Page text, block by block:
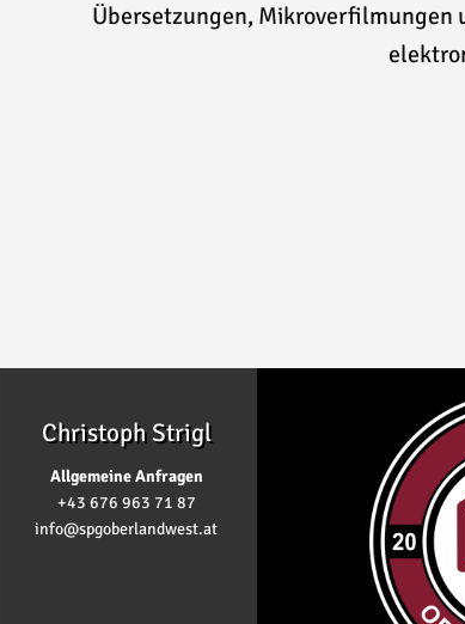
Übersetzungen, Mikroverfilmungen
Christoph Strigl
Allgemeine Anfragen
+43 676 963 71 87
info@spgoberlandwest.at